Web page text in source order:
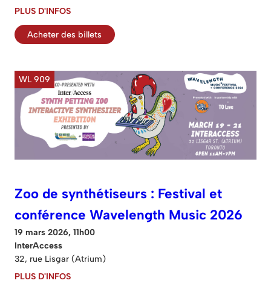
PLUS D'INFOS
Acheter des billets
WL 909
Zoo de synthétiseurs : Festival et
conférence Wavelength Music 2026
19 mars 2026, 11h00
InterAccess
32, rue Lisgar (Atrium)
PLUS D'INFOS